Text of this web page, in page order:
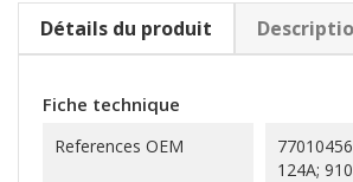
Détails du produit
Fiche technique
References OEM
124A;